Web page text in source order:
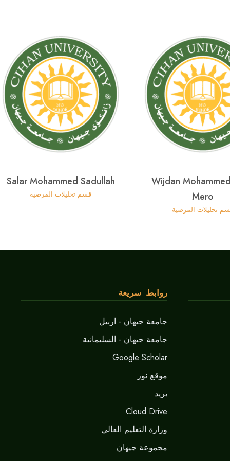
Wijdan
Mero
تحليلات المرضية
Salar Mohammed Sadullah
قسم تحليلات المرضية
روابط سريعة
جامعة جيهان - اربيل
جامعة جيهان - السليمانية
Google Scholar
موقع نور
برید
Cloud Drive
وزارة التعليم العالي
مجموعة جيهان